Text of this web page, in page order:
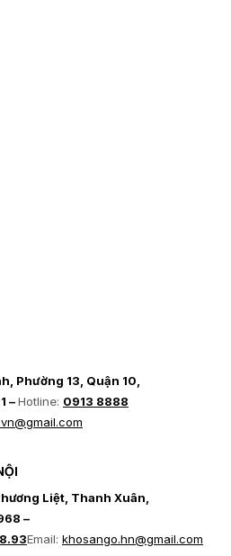
Phường 13, Quận 10,
–Hotline: 0913 8888
Liệt, Thanh Xuân,
–
Email: khosango.hn@gmail.com